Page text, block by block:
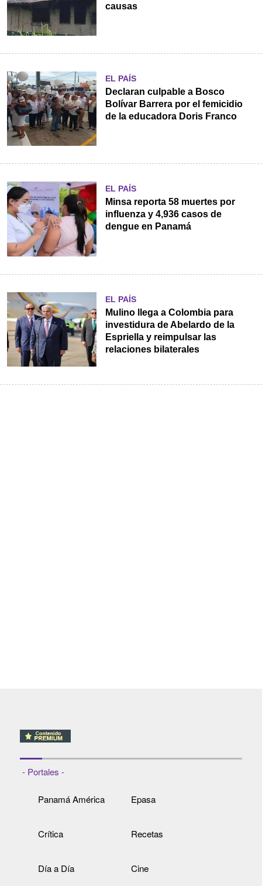
causas
EL PAÍS
Declaran culpable a Bosco
Bolívar Barrera por el femicidio
de la educadora Doris Franco
EL PAÍS
Minsa reporta 58 muertes por
influenza y 4,936 casos de
dengue en Panamá
EL PAÍS
Mulino llega a Colombia para
investidura de Abelardo de la
Espriella y reimpulsar las
relaciones bilaterales
- Portales -
Panamá América Epasa
Crítica Recetas
Día a Día Cine